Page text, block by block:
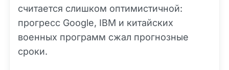
считается слишком оптимистичной:
прогресс Google, IBM и китайских
военных программ сжал прогнозные
сроки.